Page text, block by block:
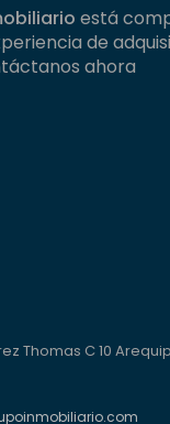
está
de
ahora
Thomas C 10